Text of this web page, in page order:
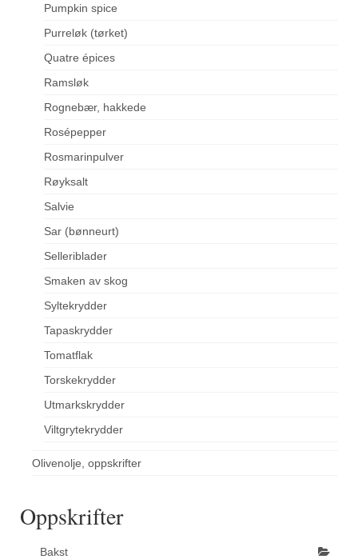
Pumpkin spice
Purreløk (tørket)
Quatre épices
Ramsløk
Rognebær, hakkede
Rosépepper
Rosmarinpulver
Røyksalt
Salvie
Sar (bønneurt)
Selleriblader
Smaken av skog
Syltekrydder
Tapaskrydder
Tomatflak
Torskekrydder
Utmarkskrydder
Viltgrytekrydder
Olivenolje, oppskrifter
Oppskrifter
Bakst